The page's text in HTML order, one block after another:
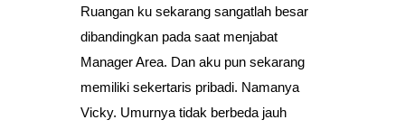
Ruangan ku sekarang sangatlah besar
dibandingkan pada saat menjabat
Manager Area. Dan aku pun sekarang
memiliki sekertaris pribadi. Namanya
Vicky. Umurnya tidak berbeda jauh